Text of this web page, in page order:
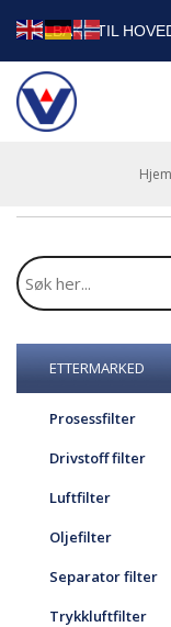
TILBAKE TIL
HANDLEVOGN
BEDRIFTSKUNDER
Hjem
ETTERMARKED
Prosessfilter
Drivstoff filter
Luftfilter
Oljefilter
Separator filter
Trykkluftfilter